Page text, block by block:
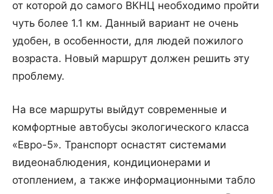
от которой до самого ВКНЦ необходимо пройти
чуть более 1.1 км. Данный вариант не очень
удобен, в особенности, для людей пожилого
возраста. Новый маршрут должен решить эту
проблему.
На все маршруты выйдут современные и
комфортные автобусы экологического класса
«Евро-5». Транспорт оснастят системами
видеонаблюдения, кондиционерами и
отоплением, а также информационными табло